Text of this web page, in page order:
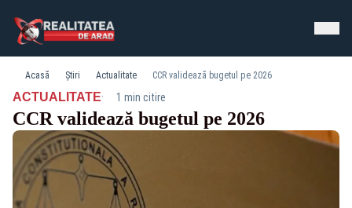
Acasă Știri Actualitate CCR validează bugetul pe 2026
ACTUALITATE· 1 min citire
CCR validează bugetul pe 2026